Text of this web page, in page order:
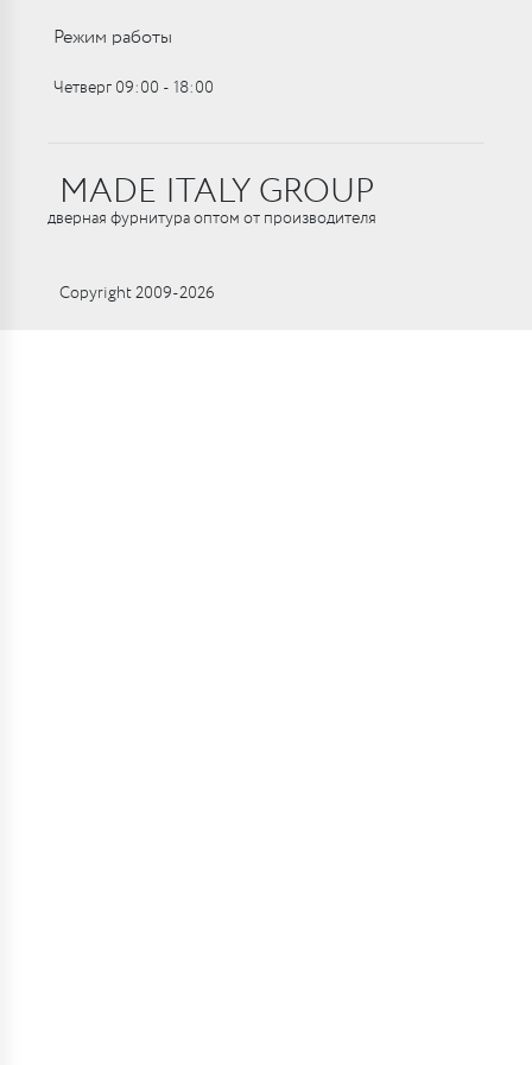
Режим работы
Четверг 09:00 ‑ 18:00
MADE ITALY GROUP
дверная фурнитура оптом от производителя
Copyright 2009-2026